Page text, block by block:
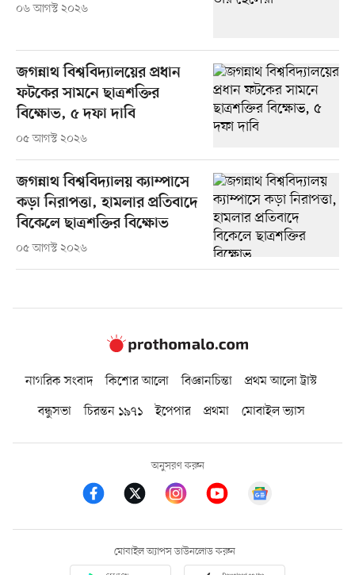
০৬ আগস্ট ২০২৬
জগন্নাথ বিশ্ববিদ্যালয়ের প্রধান
ফটকের সামনে ছাত্রশক্তির
বিক্ষোভ, ৫ দফা দাবি
০৫ আগস্ট ২০২৬
জগন্নাথ বিশ্ববিদ্যালয় ক্যাম্পাসে
কড়া নিরাপত্তা, হামলার প্রতিবাদে
বিকেলে ছাত্রশক্তির বিক্ষোভ
০৫ আগস্ট ২০২৬
নাগরিক সংবাদ কিশোর আলো বিজ্ঞানচিন্তা
প্রথম আলো ট্রাস্ট
বন্ধুসভা
চিরন্তন ১৯৭১ ইপেপার প্রথমা মোবাইল ভ্যাস
অনুসরণ করুন
মোবাইল অ্যাপস ডাউনলোড করুন